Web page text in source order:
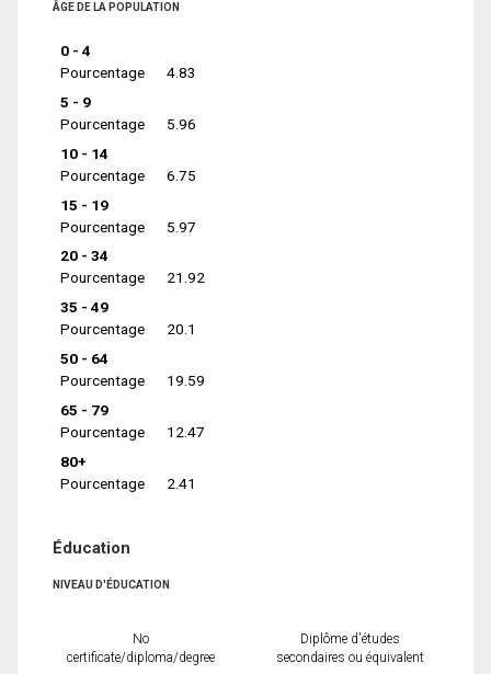
ÂGE DE LA POPULATION
0 - 4
Pourcentage
4.83
5 - 9
Pourcentage
5.96
10 - 14
Pourcentage
6.75
15 - 19
Pourcentage
5.97
20 - 34
Pourcentage
21.92
35 - 49
Pourcentage
20.1
50 - 64
Pourcentage
19.59
65 - 79
Pourcentage
12.47
80+
Pourcentage
2.41
Éducation
NIVEAU D'ÉDUCATION
No
certificate/diploma/degree
Diplôme d'études
secondaires ou équivalent